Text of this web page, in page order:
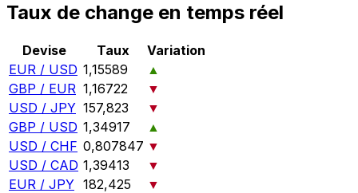
Taux de change en temps réel
Devise Taux
Variation
EUR / USD 1,15589
▲
GBP / EUR 1,16722
▼
USD / JPY 157,823
▼
GBP / USD 1,34917
▲
USD / CHF 0,807847 ▼
USD / CAD 1,39413
▼
EUR / JPY 182,425
▼